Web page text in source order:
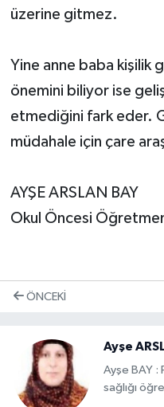
üzerine gitmez.
Yine anne baba kişilik
önemini biliyor ise
etmediğini fark eder.
müdahale için çare
AYŞE ARSLAN BAY
Okul Öncesi
ÖNCEKI
Ayşe
Ayşe BAY :
sağlığı